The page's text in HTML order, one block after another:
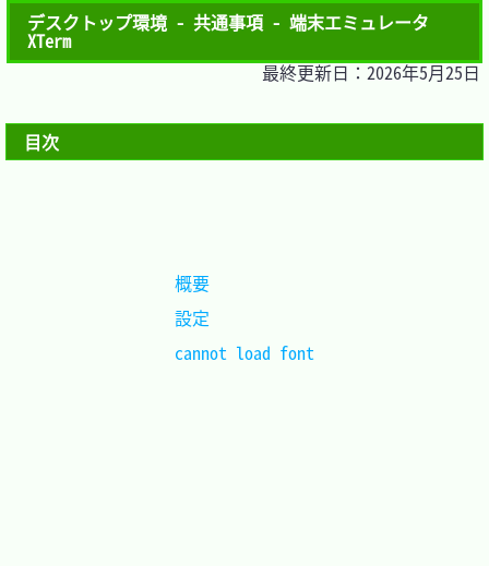
デスクトップ環境 - 共通事項 - 端末エミュレータ
XTerm
最終更新日：2026年5月25日
目次
cannot load font